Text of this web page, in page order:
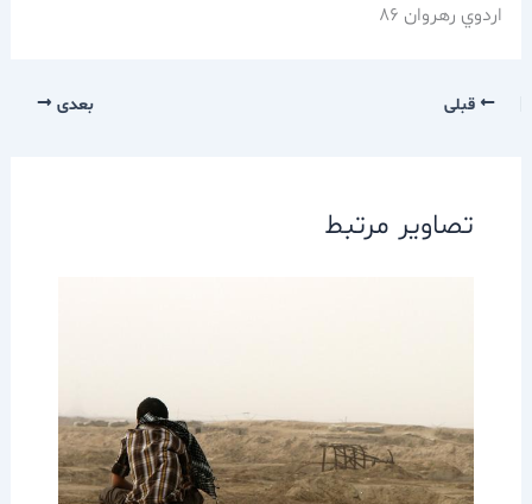
اردوي رهروان 86
قبلی بعدی
تصاویر مرتبط